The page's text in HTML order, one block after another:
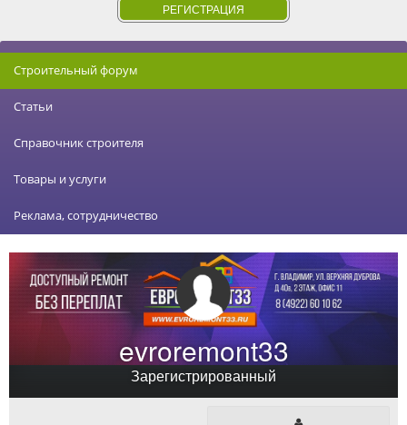
РЕГИСТРАЦИЯ
Строительный форум
Статьи
Справочник строителя
Товары и услуги
Реклама, сотрудничество
evroremont33
Зарегистрированный